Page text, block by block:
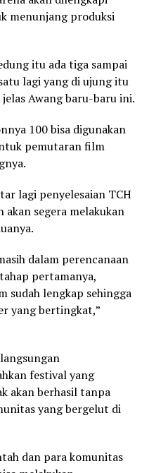
menunjang produksi
itu ada tiga sampai
lagi yang di ujung itu
Awang baru-baru ini.
100 bisa digunakan
pemutaran film
lagi penyelesaian TCH
akan segera melakukan
dalam perencanaan
pertamanya,
sudah lengkap sehingga
yang bertingkat,”
festival yang
akan berhasil tanpa
yang bergelut di
dan para komunitas